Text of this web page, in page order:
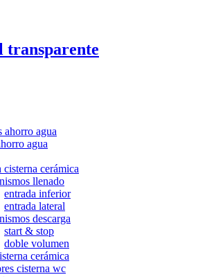
transparente
ahorro agua
agua
cerámica
llenado
entrada inferior
entrada lateral
descarga
start & stop
doble volumen
cerámica
cisterna wc